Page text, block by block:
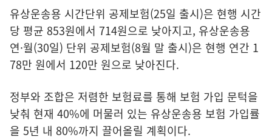
유상운송용 시간단위 공제보험(25일 출시)은 현행 시간
당 평균 853원에서 714원으로 낮아지고, 유상운송용
연·월(30일) 단위 공제보험(8월 말 출시)은 현행 연간 1
78만 원에서 120만 원으로 낮아진다.
정부와 조합은 저렴한 보험료를 통해 보험 가입 문턱을
낮춰 현재 40%에 머물러 있는 유상운송용 보험 가입률
을 5년 내 80%까지 끌어올릴 계획이다.